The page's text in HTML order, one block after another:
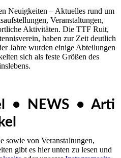
Neuigkeiten – Aktuelles rund um
Veranstaltungen,
Aktivitäten. Die TTF Ruit,
haben zur Zeit deutlich
Jahre wurden einige Abteilungen
sich als feste Größen des
• NEWS • Arti
kel
sowie von Veranstaltungen,
gibt es hier unten zu lesen und